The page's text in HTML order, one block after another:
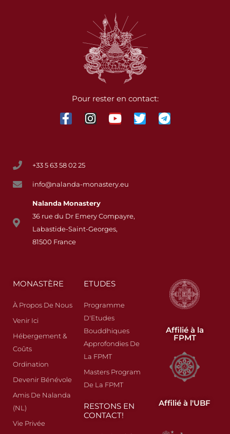
Pour rester en contact:
+33 5 63 58 02 25
info@nalanda-monastery.eu
Nalanda Monastery
36 rue du Dr Emery Compayre,
Labastide-Saint-Georges,
81500 France
MONASTÈRE
À Propos De Nous
Venir Ici
Hébergement &
Coûts
Ordination
Devenir Bénévole
Amis De Nalanda
(NL)
Vie Privée
ETUDES
Programme
D'Etudes
Bouddhiques
Approfondies De
La FPMT
Masters Program
De La FPMT
RESTONS EN
CONTACT!
Affilié à la
FPMT
Affilié à l'UBF